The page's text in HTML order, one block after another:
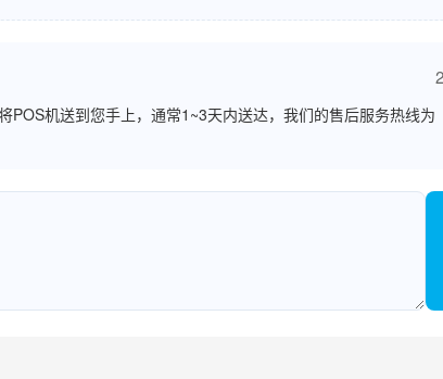
机送到您手上，通常1~3天内送达，我们的售后服务热线为